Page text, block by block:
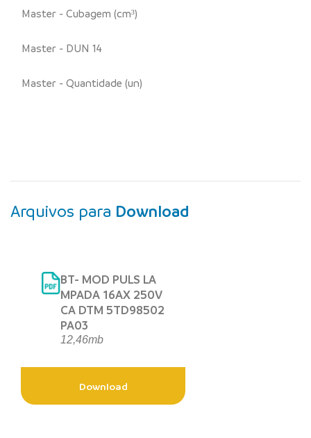
Master - Cubagem (cm³)
Master - DUN 14
Master - Quantidade (un)
Arquivos para Download
BT- MOD PULS LA
MPADA 16AX 250V
CA DTM 5TD98502
PA03
12,46mb
Download